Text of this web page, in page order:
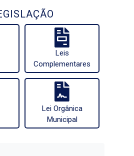
Leis
Complementares
Lei Orgânica
Municipal